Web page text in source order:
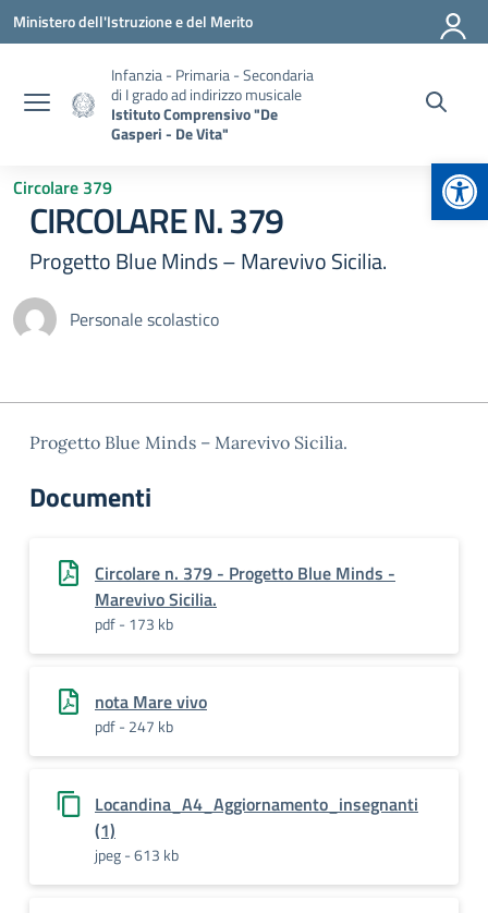
Vai ai contenuti
Vai al menu di navigazione
Vai al footer
Ministero dell'Istruzione e del Merito
Infanzia - Primaria - Secondaria
di I grado ad indirizzo musicale
Istituto Comprensivo "De
Gasperi - De Vita"
Circolare 379
CIRCOLARE N. 379
Progetto Blue Minds – Marevivo Sicilia.
Personale scolastico
Progetto Blue Minds – Marevivo Sicilia.
Documenti
Circolare n. 379 - Progetto Blue Minds -
Marevivo Sicilia.
pdf - 173 kb
nota Mare vivo
pdf - 247 kb
Locandina_A4_Aggiornamento_insegnanti
(1)
jpeg - 613 kb